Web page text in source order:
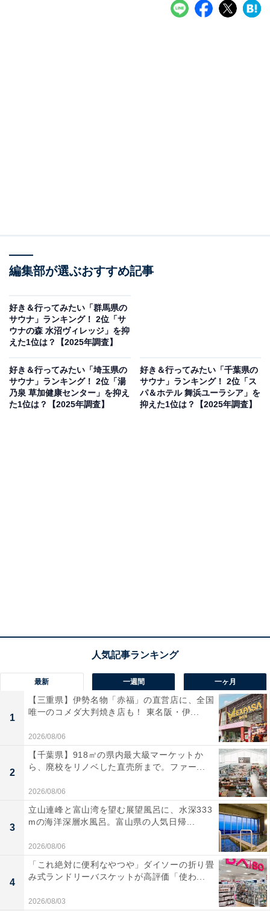
編集部が選ぶおすすめ記事
好き＆行ってみたい「群馬県の
サウナ」ランキング！ 2位「サ
ウナの森 水沼ヴィレッジ」を抑
えた1位は？【2025年調査】
好き＆行ってみたい「埼玉県の
サウナ」ランキング！ 2位「湯
乃泉 草加健康センター」を抑え
た1位は？【2025年調査】
好き＆行ってみたい「千葉県の
サウナ」ランキング！ 2位「ス
パ＆ホテル 舞浜ユーラシア」を
抑えた1位は？【2025年調査】
最新 一週間 一ヶ月
1
【三重県】伊勢名物「赤福」の直営店に、全国
唯一のコメダ大判焼き店も！ 東名阪・伊...
2026/08/06
2
【千葉県】918㎡の県内最大級マーケットか
ら、廃校をリノベした直売所まで。ファー...
2026/08/06
3
立山連峰と富山湾を望む展望風呂に、水深333
mの海洋深層水風呂。富山県の人気日帰...
2026/08/06
4
「これ絶対に便利なやつや」ダイソーの折り畳
み式ランドリーバスケットが高評価「使わ...
2026/08/03